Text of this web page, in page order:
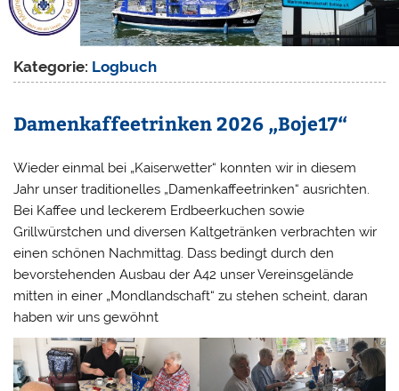
Kategorie: Logbuch
Damenkaffeetrinken 2026 „Boje17“
Wieder einmal bei „Kaiserwetter“ konnten wir in diesem
Jahr unser traditionelles „Damenkaffeetrinken“ ausrichten.
Bei Kaffee und leckerem Erdbeerkuchen sowie
Grillwürstchen und diversen Kaltgetränken verbrachten wir
einen schönen Nachmittag. Dass bedingt durch den
bevorstehenden Ausbau der A42 unser Vereinsgelände
mitten in einer „Mondlandschaft“ zu stehen scheint, daran
haben wir uns gewöhnt